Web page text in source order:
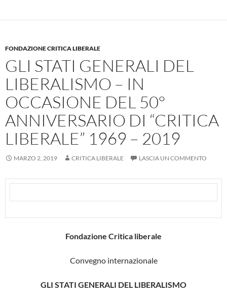
FONDAZIONE CRITICA LIBERALE
GLI STATI GENERALI DEL
LIBERALISMO – IN
OCCASIONE DEL 50°
ANNIVERSARIO DI “CRITICA
LIBERALE” 1969 – 2019
MARZO 2, 2019 CRITICA LIBERALE LASCIA UN COMMENTO
Fondazione Critica liberale
Convegno internazionale
GLI STATI GENERALI DEL LIBERALISMO